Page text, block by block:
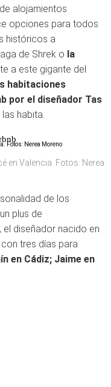
alojamientos
opciones para todos
históricos a
de Shrek o la
a este gigante del
habitaciones
por el diseñador Tas
habita.
en Valencia. Fotos: Nerea
de los
plus de
diseñador nacido en
tres días para
en Cádiz; Jaime en